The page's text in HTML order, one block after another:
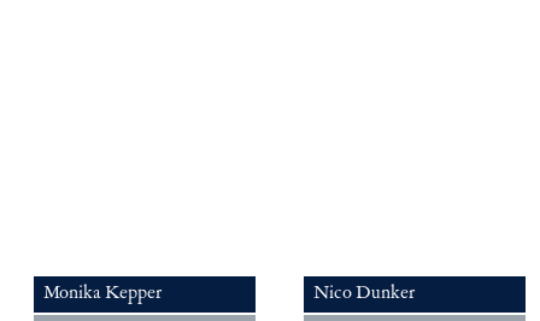
Monika Kepper Nico Dunker